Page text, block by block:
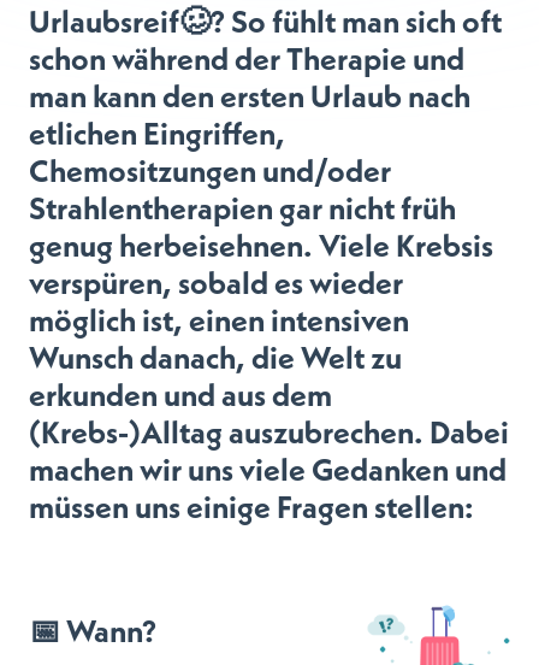
Urlaubsreif🥴? So fühlt man sich oft
schon während der Therapie und
man kann den ersten Urlaub nach
etlichen Eingriffen,
Chemositzungen und/oder
Strahlentherapien gar nicht früh
genug herbeisehnen. Viele Krebsis
verspüren, sobald es wieder
möglich ist, einen intensiven
Wunsch danach, die Welt zu
erkunden und aus dem
(Krebs-)Alltag auszubrechen. Dabei
machen wir uns viele Gedanken und
müssen uns einige Fragen stellen:
📅Wann?